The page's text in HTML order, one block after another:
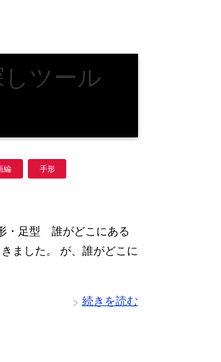
しツール
編 手形
・足型 誰がどこにある
ました。 が、誰がどこに
続きを読む